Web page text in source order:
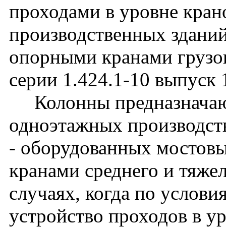
проходами в уровне
производственных
опорными кранами
серии 1.424.1-10 выпуск
Колонны
одноэтажных
- оборудованных
кранами среднего и
случаях, когда по
устройство проходов в